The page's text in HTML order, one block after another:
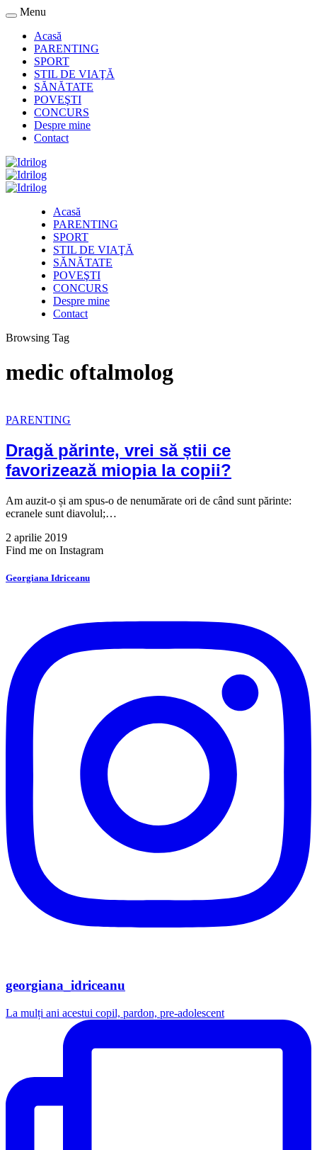
Menu
Acasă
PARENTING
SPORT
STIL DE VIAŢĂ
SĂNĂTATE
POVEŞTI
CONCURS
Despre mine
Contact
Acasă
PARENTING
SPORT
STIL DE VIAŢĂ
SĂNĂTATE
POVEŞTI
CONCURS
Despre mine
Contact
Browsing Tag
medic oftalmolog
PARENTING
Dragă părinte, vrei să știi ce
favorizează miopia la copii?
Am auzit-o și am spus-o de nenumărate ori de când sunt părinte:
ecranele sunt diavolul;…
2 aprilie 2019
Find me on Instagram
Georgiana Idriceanu
georgiana_idriceanu
La mulți ani acestui copil, pardon, pre-adolescent